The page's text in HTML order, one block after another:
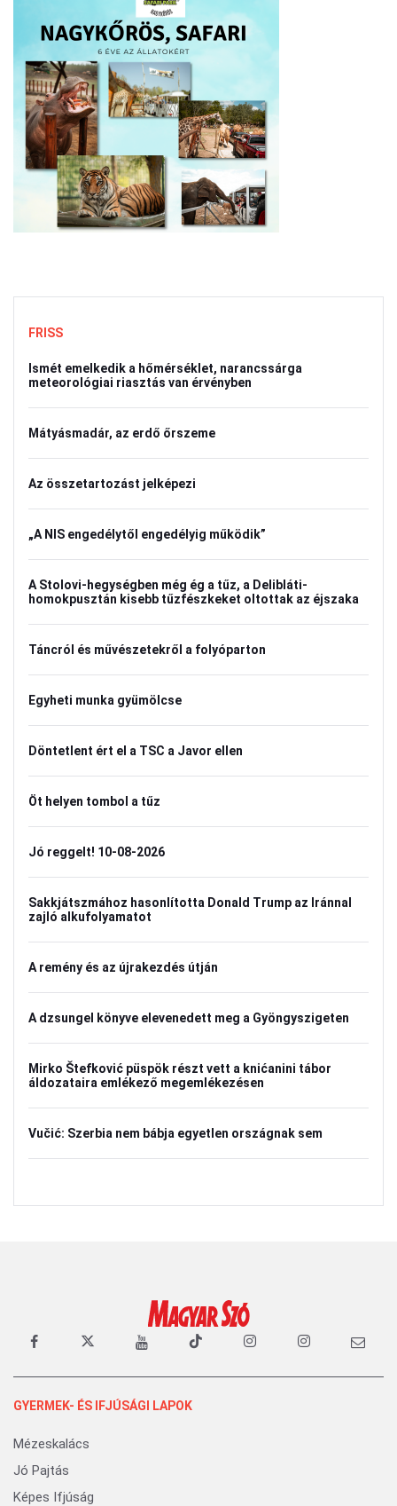
FRISS
Ismét emelkedik a hőmérséklet, narancssárga
meteorológiai riasztás van érvényben
Mátyásmadár, az erdő őrszeme
Az összetartozást jelképezi
„A NIS engedélytől engedélyig működik”
A Stolovi-hegységben még ég a tűz, a Delibláti-
homokpusztán kisebb tűzfészkeket oltottak az éjszaka
Táncról és művészetekről a folyóparton
Egyheti munka gyümölcse
Döntetlent ért el a TSC a Javor ellen
Öt helyen tombol a tűz
Jó reggelt! 10-08-2026
Sakkjátszmához hasonlította Donald Trump az Iránnal
zajló alkufolyamatot
A remény és az újrakezdés útján
A dzsungel könyve elevenedett meg a Gyöngyszigeten
Mirko Štefković püspök részt vett a knićanini tábor
áldozataira emlékező megemlékezésen
Vučić: Szerbia nem bábja egyetlen országnak sem
GYERMEK- ÉS IFJÚSÁGI LAPOK
Mézeskalács
Jó Pajtás
Képes Ifjúság